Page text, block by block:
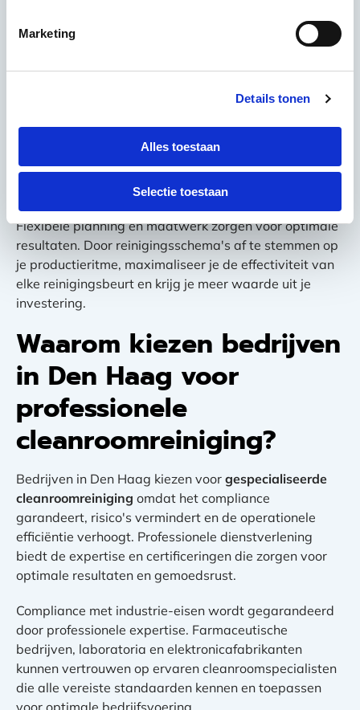
Marketing
Details tonen
Alles toestaan
Selectie toestaan
perfectioneren. Dit leidt tot superieure resultaten en
Investeer in goede toegangscontrole en
beter de preventie, hoe effectiever de professionele
reiniging werkt. Dit verhoogt de kwaliteit van je
cleanroom en maximaliseert de waarde van je
Flexibele planning en maatwerk zorgen voor optimale
resultaten. Door reinigingsschema's af te stemmen op
je productieritme, maximaliseer je de effectiviteit van
elke reinigingsbeurt en krijg je meer waarde uit je
investering.
Waarom kiezen bedrijven
in Den Haag voor
professionele
cleanroomreiniging?
Bedrijven in Den Haag kiezen voor gespecialiseerde
cleanroomreiniging omdat het compliance
garandeert, risico's vermindert en de operationele
efficiëntie verhoogt. Professionele dienstverlening
biedt de expertise en certificeringen die zorgen voor
optimale resultaten en gemoedsrust.
Compliance met industrie-eisen wordt gegarandeerd
door professionele expertise. Farmaceutische
bedrijven, laboratoria en elektronicafabrikanten
kunnen vertrouwen op ervaren cleanroomspecialisten
die alle vereiste standaarden kennen en toepassen
voor optimale bedrijfsvoering.